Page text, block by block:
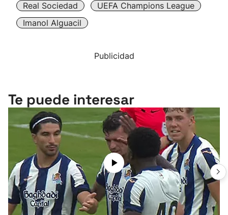
Real Sociedad
UEFA Champions League
Imanol Alguacil
Publicidad
Te puede interesar